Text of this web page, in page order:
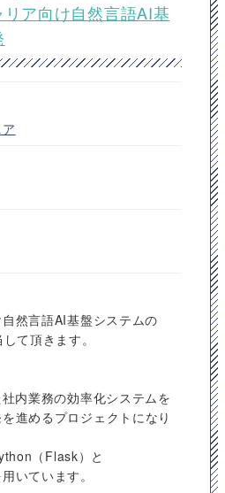
ア向け自然言語AI基
然言語AI基盤システムの
て頂きます。
内業務の効率化システムを
進めるプロジェクトになり
（Flask）と
いています。